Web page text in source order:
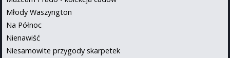
Młody Waszyngton
Na Północ
Nienawiść
Niesamowite przygody skarpetek